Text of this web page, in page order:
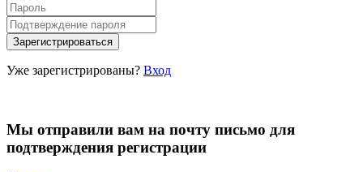
Уже зарегистрированы? Вход
Мы отправили вам на почту письмо для
подтверждения регистрации